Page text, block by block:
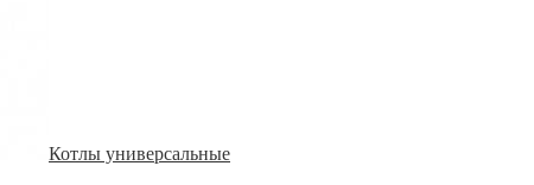
Котлы универсальные